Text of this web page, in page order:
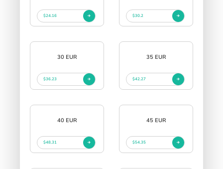
$24.16 $30.2
30 EUR
$36.23
35 EUR
$42.27
40 EUR
$48.31
45 EUR
$54.35